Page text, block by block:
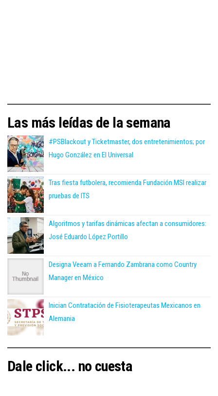
Las más leídas de la semana
#PSBlackout y Ticketmaster, dos entretenimientos; por
Hugo González en El Universal
Tras fiesta futbolera, recomienda Fundación MSI realizar
pruebas de ITS
Algoritmos y tarifas dinámicas afectan a consumidores:
José Eduardo López Portillo
Designa Veeam a Fernando Zambrana como Country
Manager en México
Inician Contratación de Fisioterapeutas Mexicanos en
Alemania
Dale click... no cuesta